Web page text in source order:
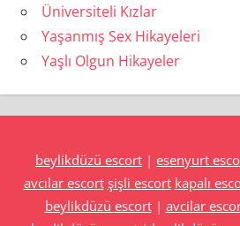
Üniversiteli Kızlar
Yaşanmış Sex Hikayeleri
Yaşlı Olgun Hikayeler
beylikdüzü escort | esenyurt
avcılar escort şişli escort kapalı
beylikdüzü escort| avcilar